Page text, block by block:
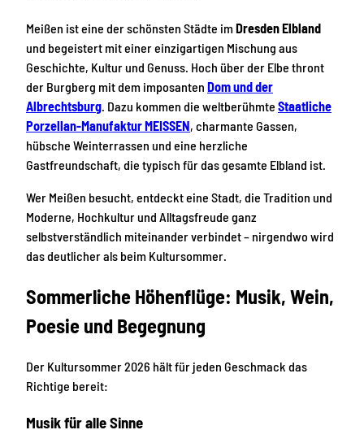
Meißen ist eine der schönsten Städte im Dresden Elbland
und begeistert mit einer einzigartigen Mischung aus
Geschichte, Kultur und Genuss. Hoch über der Elbe thront
der Burgberg mit dem imposanten Dom und der
Albrechtsburg . Dazu kommen die weltberühmte Staatliche
Porzellan-Manufaktur MEISSEN, charmante Gassen,
hübsche Weinterrassen und eine herzliche
Gastfreundschaft, die typisch für das gesamte Elbland ist.
Wer Meißen besucht, entdeckt eine Stadt, die Tradition und
Moderne, Hochkultur und Alltagsfreude ganz
selbstverständlich miteinander verbindet – nirgendwo wird
das deutlicher als beim Kultursommer.
Sommerliche Höhenflüge: Musik, Wein,
Poesie und Begegnung
Der Kultursommer 2026 hält für jeden Geschmack das
Richtige bereit:
Musik für alle Sinne